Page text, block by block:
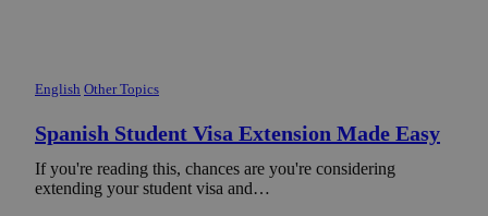
English Other Topics
Spanish Student Visa Extension Made Easy
If you're reading this, chances are you're considering
extending your student visa and…